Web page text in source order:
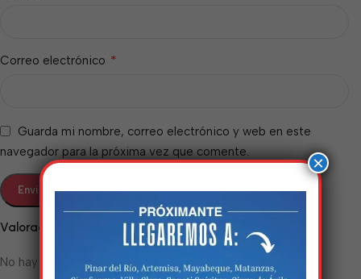
Valoraciones
No hay valoraciones aún.
Correo electrónico *
Guarda mi nombre, correo electrónico y web en este
navegador para la próxima vez que comente.
×